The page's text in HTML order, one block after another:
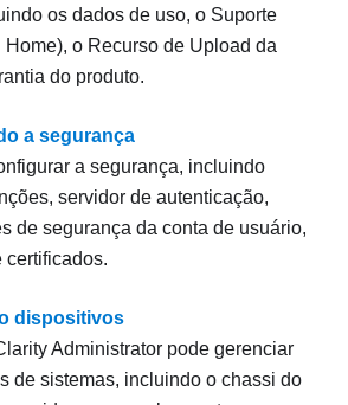
os dados de uso, o Suporte
Home), o Recurso de Upload da
do produto.
a segurança
a segurança, incluindo
servidor de autenticação,
de segurança da conta de usuário,
certificados.
dispositivos
Administrator pode gerenciar
de sistemas, incluindo o chassi do